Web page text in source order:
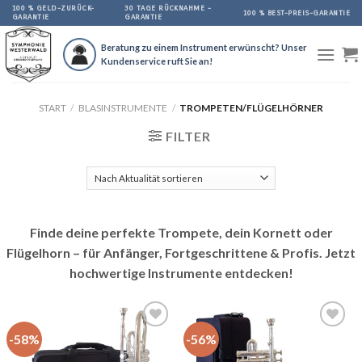
Skip
to
content
100 % GELD-ZURÜCK-
GARANTIE
30 TAGE RÜCKNAHME -
GARANTIE
100 % BEST-PREIS-GARANTIE
Beratung zu einem Instrument erwünscht? Unser
Kundenservice ruft Sie an!
START / BLASINSTRUMENTE / TROMPETEN/FLÜGELHÖRNER
FILTER
Finde deine perfekte Trompete, dein Kornett oder
Flügelhorn – für Anfänger, Fortgeschrittene & Profis. Jetzt
hochwertige Instrumente entdecken!
-58%
Auf
-56%